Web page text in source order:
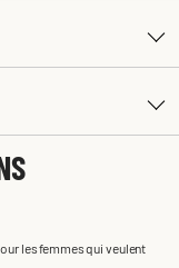
les femmes qui veulent